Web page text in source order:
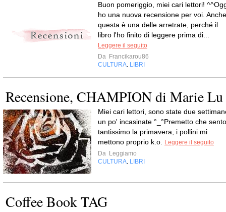
Buon pomeriggio, miei cari lettori!
ho una nuova recensione per voi. Anche
questa è una delle arretrate, perché il
libro l'ho finito di leggere prima di...
Leggere il seguito
Da Francikarou86
CULTURA, LIBRI
Recensione, CHAMPION di Marie Lu
Miei cari lettori, sono state due
un po' incasinate °_°Premetto che sento
tantissimo la primavera, i pollini mi
mettono proprio k.o. Leggere il seguito
Da Leggiamo
CULTURA, LIBRI
Coffee Book TAG